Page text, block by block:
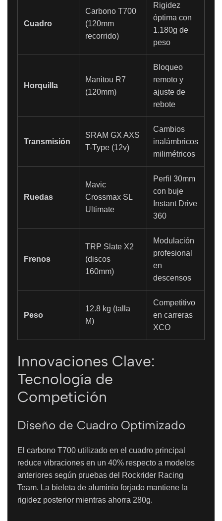
Cuadro
Carbono T700
(120mm
recorrido)
Rigidez
óptima con
1.180g de
peso
Horquilla
Manitou R7
(120mm)
Bloqueo
remoto y
ajuste de
rebote
Transmisión
SRAM GX AXS
T-Type (12v)
Cambios
inalámbricos
milimétricos
Ruedas
Mavic
Crossmax SL
Ultimate
Perfil 30mm
con buje
Instant Drive
360
Frenos
TRP Slate X2
(discos
160mm)
Modulación
profesional
en
descensos
Peso
12.8 kg (talla
M)
Competitivo
en carreras
XCO
Innovaciones Clave:
Tecnología de
Competición
Diseño de Cuadro Optimizado
El carbono T700 utilizado en el cuadro principal
reduce vibraciones en un 40% respecto a modelos
anteriores según pruebas del Rockrider Racing
Team. La bieleta de aluminio forjado mantiene la
rigidez posterior mientras ahorra 280g.